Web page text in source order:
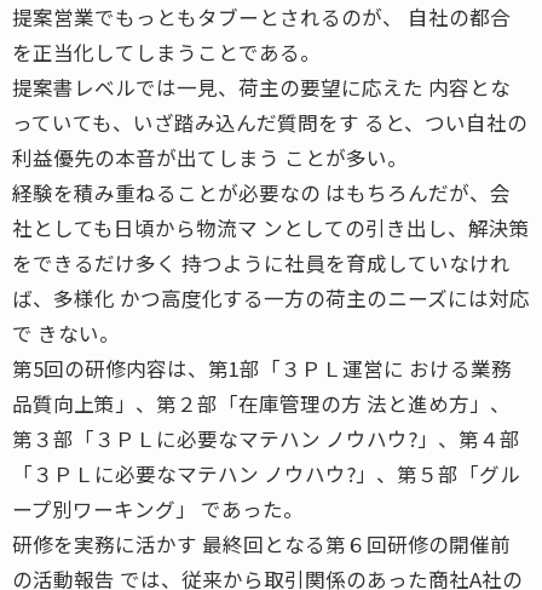
提案営業でもっともタブーとされるのが、 自社の都合
を正当化してしまうことである。
提案書レベルでは一見、荷主の要望に応えた 内容とな
っていても、いざ踏み込んだ質問をす ると、つい自社の
利益優先の本音が出てしまう ことが多い。
経験を積み重ねることが必要なの はもちろんだが、会
社としても日頃から物流マ ンとしての引き出し、解決策
をできるだけ多く 持つように社員を育成していなけれ
ば、多様化 かつ高度化する一方の荷主のニーズには対応
で きない。
第5回の研修内容は、第1部「３ＰＬ運営に おける業務
品質向上策」、第２部「在庫管理の方 法と進め方」、
第３部「３ＰＬに必要なマテハン ノウハウ?」、第４部
「３ＰＬに必要なマテハン ノウハウ?」、第５部「グル
ープ別ワーキング」 であった。
研修を実務に活かす 最終回となる第６回研修の開催前
の活動報告 では、従来から取引関係のあった商社A社の